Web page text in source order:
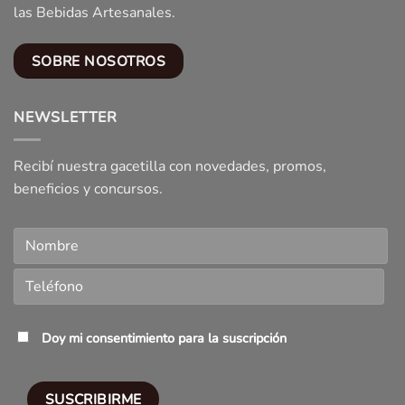
las Bebidas Artesanales.
SOBRE NOSOTROS
NEWSLETTER
Recibí nuestra gacetilla con novedades, promos,
beneficios y concursos.
Doy mi consentimiento para la suscripción